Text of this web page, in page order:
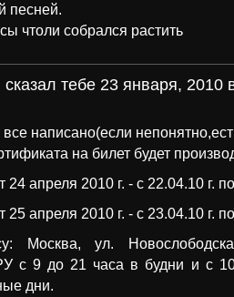
песней.
чтоли собрался растить
сказал тебе 23 января, 2010
все написано(если
на билет будет
24 апреля 2010 г. - с 22.04.10 г.
25 апреля 2010 г. - с 23.04.10 г.
Москва, ул.
с 9 до 21 часа в будни и с
дни.